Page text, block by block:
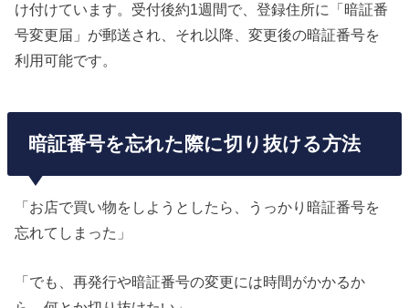
け付けています。受付後約1週間で、登録住所に「暗証番
号変更届」が郵送され、それ以降、変更後の暗証番号を
利用可能です。
暗証番号を忘れた際に切り抜ける方法
「お店で買い物をしようとしたら、うっかり暗証番号を
忘れてしまった」
「でも、再発行や暗証番号の変更には時間がかかるか